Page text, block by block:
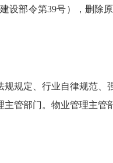
部令第39号），删除
规定、行业自律规范、
主管部门。物业管理主管